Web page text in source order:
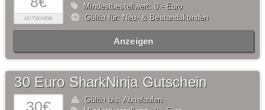
GUTSCHEIN
Mindestbestellwert: 0,- Euro
Gültig für: Neu- & Bestandskunden
Anzeigen
30€
30 Euro SharkNinja Gutschein
Gültig bis: Abgelaufen